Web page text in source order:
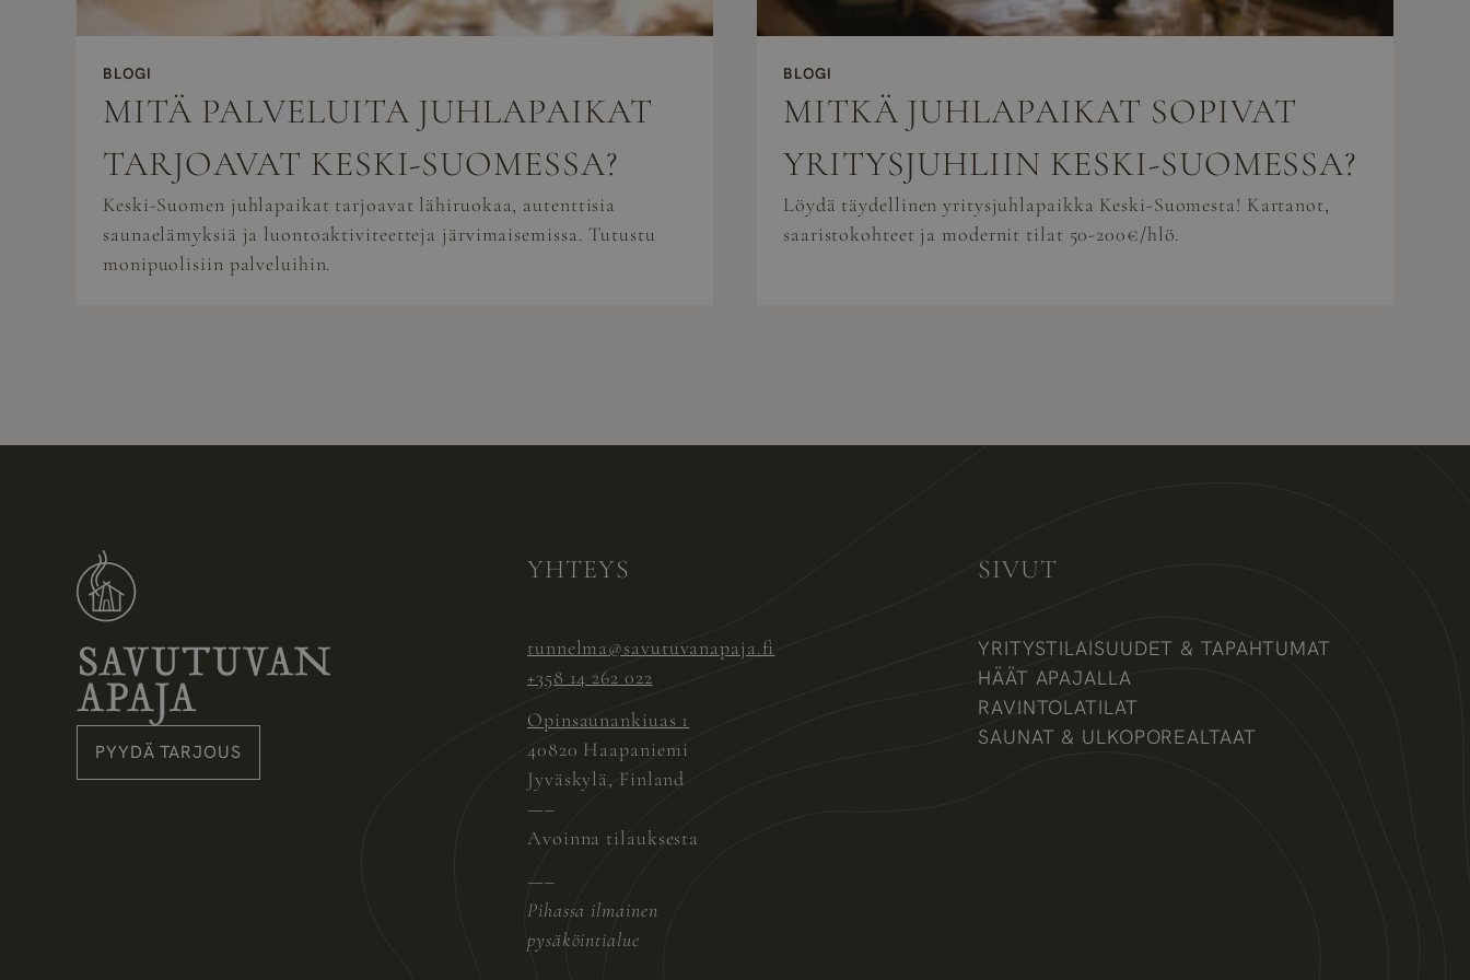
BLOGI
MITÄ PALVELUITA JUHLAPAIKAT
TARJOAVAT KESKI-SUOMESSA?
Keski-Suomen juhlapaikat tarjoavat lähiruokaa, autenttisia
saunaelämyksiä ja luontoaktiviteetteja järvimaisemissa. Tutustu
monipuolisiin palveluihin.
BLOGI
MITKÄ JUHLAPAIKAT SOPIVAT
YRITYSJUHLIIN KESKI-SUOMESSA?
Löydä täydellinen yritysjuhlapaikka Keski-Suomesta! Kartanot,
saaristokohteet ja modernit tilat 50-200€/hlö.
Savutuvan Apaja
PYYDÄ TARJOUS
YHTEYS
tunnelma@savutuvanapaja.fi
+358 14 262 022
Opinsaunankiuas 1
40820 Haapaniemi
Jyväskylä, Finland
—–
Avoinna tilauksesta
—–
Pihassa ilmainen
pysäköintialue
SIVUT
YRITYSTILAISUUDET & TAPAHTUMAT
HÄÄT APAJALLA
RAVINTOLATILAT
SAUNAT & ULKOPOREALTAAT